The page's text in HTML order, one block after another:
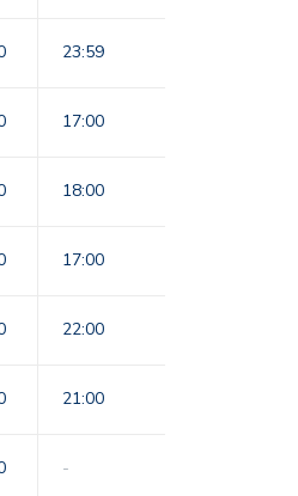
23:59
17:00
18:00
17:00
22:00
21:00
-